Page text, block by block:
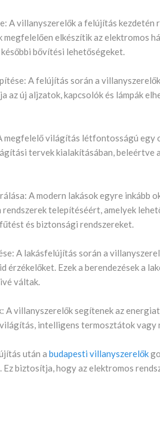
A villanyszerelők a felújítás kezdetén
megfelelően elkészítik az elektromos
bővítési lehetőségeket.
A felújítás során a
az új aljzatok, kapcsolók és lámpák
megfelelő világítás létfontosságú egy
tervek kialakításában, beleértve
A modern lakások egyre inkább
telepítéséért, amelyek
és biztonsági rendszereket.
A lakásfelújítás során a
érzékelőket. Ezek a berendezések a
váltak.
A villanyszerelők segítenek az
intelligens termosztátok vagy
után abudapesti villanyszerelők
biztosítja, hogy az elektromos